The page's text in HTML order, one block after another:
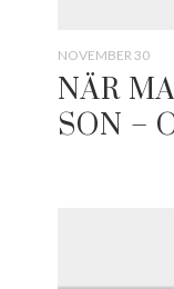
NOVEMBER 30
NÄR
SON –